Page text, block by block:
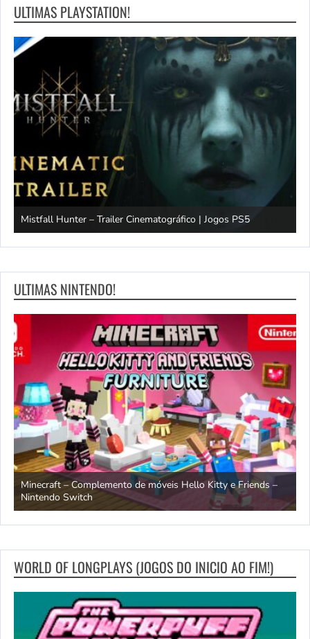
ULTIMAS PLAYSTATION!
Mistfall Hunter – Trailer Cinematográfico | Jogos PS5
ULTIMAS NINTENDO!
Minecraft – Complemento de móveis Hello Kitty e Friends –
Nintendo Switch
WORLD OF LONGPLAYS (JOGOS DO INICIO AO FIM!)